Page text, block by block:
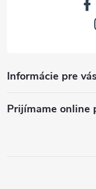
Informácie pre vás
Prijímame online